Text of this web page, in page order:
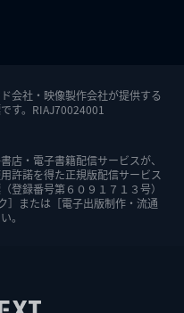
会社・映像製作会社が提供する
す。RIAJ70024001
店・電子書籍配信サービスが、
許諾を得た正規版配信サービス
登録番号第６０９１７１３号）
］または［電子出版制作・流通
。